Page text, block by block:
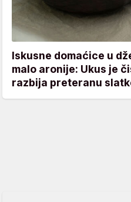
Iskusne domaćice u
malo aronije: Ukus je
razbija preteranu